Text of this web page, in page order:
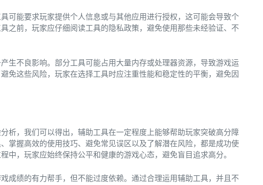
可能要求玩家提供个人信息或与其他应用进行授权，这可能会导致个
之前，玩家应仔细阅读工具的隐私政策，避免使用那些未经验证、不
生不良影响。部分工具可能占用大量内存或处理器资源，导致游戏运
免这些风险，玩家在选择工具时应注重性能和稳定性的平衡，避免因
析，我们可以得出，辅助工具在一定程度上能够帮助玩家突破高分障
掌握高效的使用技巧、避免常见误区以及了解潜在风险，都是成功使
中，玩家应始终保持公平和健康的游戏心态，避免盲目追求高分。
成绩的有力帮手，但不能过度依赖。通过合理运用辅助工具，并且不